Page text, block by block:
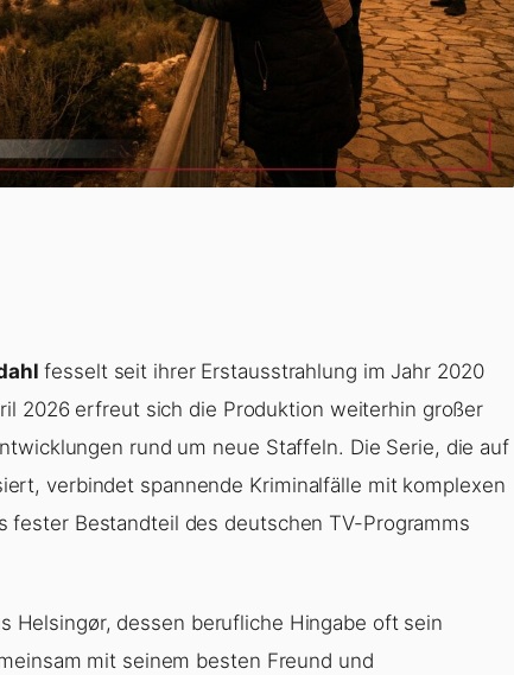
fesselt seit ihrer Erstausstrahlung im Jahr 2020
2026 erfreut sich die Produktion weiterhin großer
rund um neue Staffeln. Die Serie, die auf
verbindet spannende Kriminalfälle mit komplexen
fester Bestandteil des deutschen TV-Programms
Helsingør, dessen berufliche Hingabe oft sein
mit seinem besten Freund und